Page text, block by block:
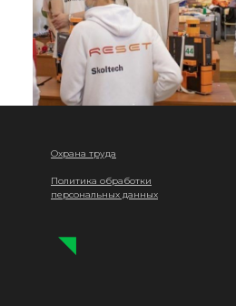
Охрана труда
Политика обработки
персональных данных
◥